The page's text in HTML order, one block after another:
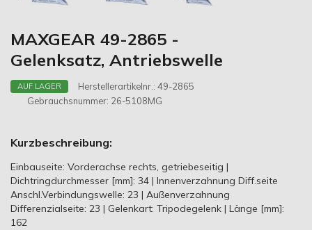
MAXGEAR 49-2865 -
Gelenksatz, Antriebswelle
AUF LAGER Herstellerartikelnr.: 49-2865
Gebrauchsnummer: 26-5108MG
Kurzbeschreibung:
Einbauseite: Vorderachse rechts, getriebeseitig |
Dichtringdurchmesser [mm]: 34 | Innenverzahnung Diff.seite
Anschl.Verbindungswelle: 23 | Außenverzahnung
Differenzialseite: 23 | Gelenkart: Tripodegelenk | Länge [mm]:
162